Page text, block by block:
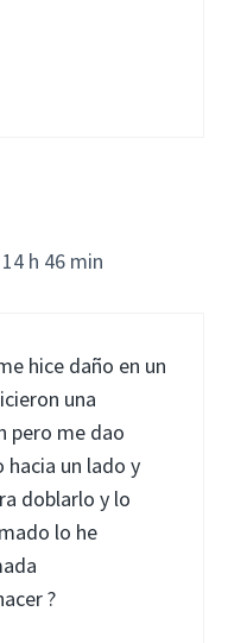
h 46 min
hice daño en un
una
pero me dao
un lado y
doblarlo y lo
lo he
?